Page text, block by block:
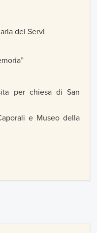
dei Servi
per chiesa di San
e Museo della